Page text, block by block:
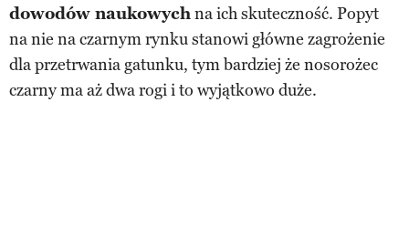
dowodów naukowychna ich skuteczność. Popyt
na nie na czarnym rynku stanowi główne zagrożenie
dla przetrwania gatunku, tym bardziej że nosorożec
czarny ma aż dwa rogi i to wyjątkowo duże.